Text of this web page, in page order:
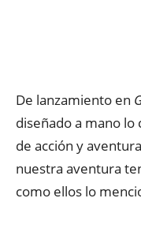
De lanzamiento en
diseñado a mano
de acción y
nuestra aventura
como ellos lo